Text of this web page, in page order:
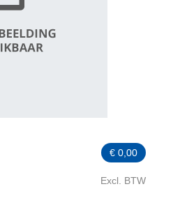
€ 0,00
Excl. BTW